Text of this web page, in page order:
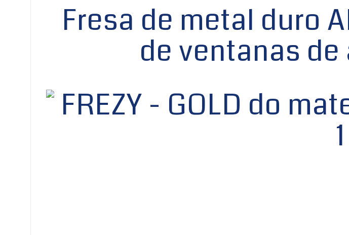
Fresa de metal duro
de ventanas de